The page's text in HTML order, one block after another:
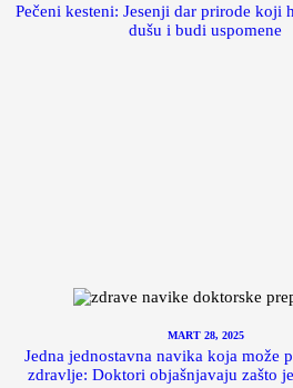
Pečeni kesteni: Jesenji dar prirode koji
dušu i budi uspomene
MART 28, 2025
Jedna jednostavna navika koja može
zdravlje: Doktori objašnjavaju zašto